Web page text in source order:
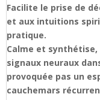
Facilite le prise de
et aux intuitions
pratique.
Calme et
signaux neuraux
provoquée pas un
cauchemars